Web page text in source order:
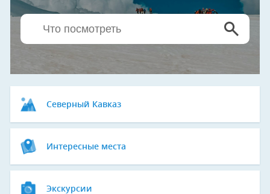
Северный Кавказ
Интересные места
Экскурсии